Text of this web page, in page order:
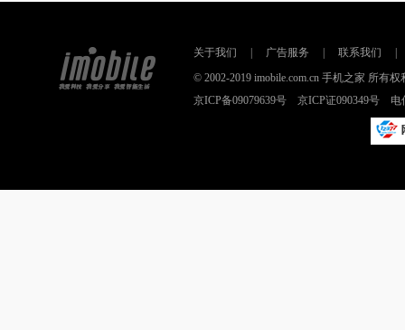
关于我们 广告服务 联系我们
© 2002-2019 imobile.com.cn 手机之家 所有
京ICP备09079639号 京ICP证090349号 电